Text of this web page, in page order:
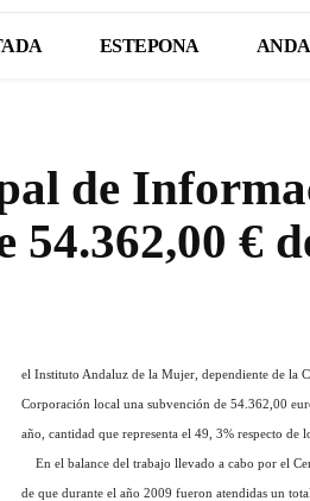
ESTEPONA
de
54.362,00 €
el Instituto Andaluz de la Mujer, dependiente de la
Corporación local una subvención de 54.362,00
año, cantidad que representa el 49, 3% respecto de
En el balance del trabajo llevado a cabo por el
de que durante el año 2009 fueron atendidas un